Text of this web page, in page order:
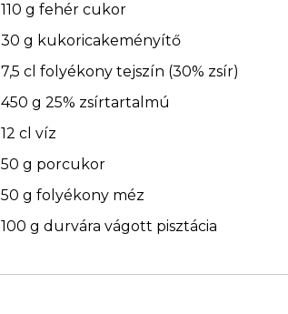
110 g fehér cukor
30 g kukoricakeményítő
7,5 cl folyékony tejszín (30% zsír)
450 g 25% zsírtartalmú
12 cl víz
50 g porcukor
50 g folyékony méz
100 g durvára vágott pisztácia